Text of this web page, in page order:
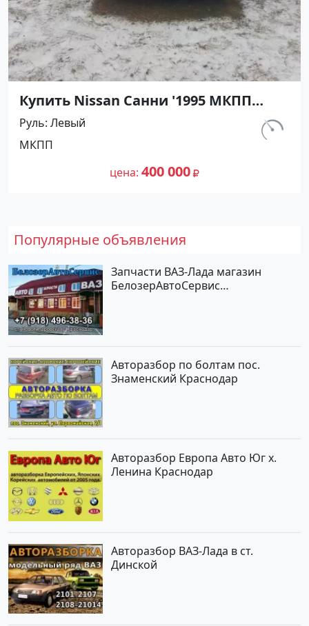
Купить Nissan Санни '1995 МКПП
(1400/90 л.с.) Бензин карбюратор
Абинск цвет Серебристый Седан по
цене 400000 рублей, объявление
№27476 на сайте Авторынок23
Руль Левый
МКПП
цена 400 000
Популярные объявления
Запчасти ВАЗ-Лада магазин
БелозерАвтоСервис
Авторазбор по болтам пос.
Знаменский Краснодар
Авторазбор Европа Авто Юг х.
Ленина Краснодар
Авторазбор ВАЗ-Лада в ст.
Динской